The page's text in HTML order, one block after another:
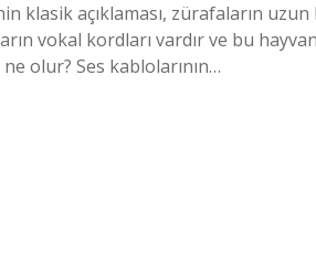
klasik açıklaması, zürafaların
vokal kordları vardır ve bu
olur? Ses kablolarının…